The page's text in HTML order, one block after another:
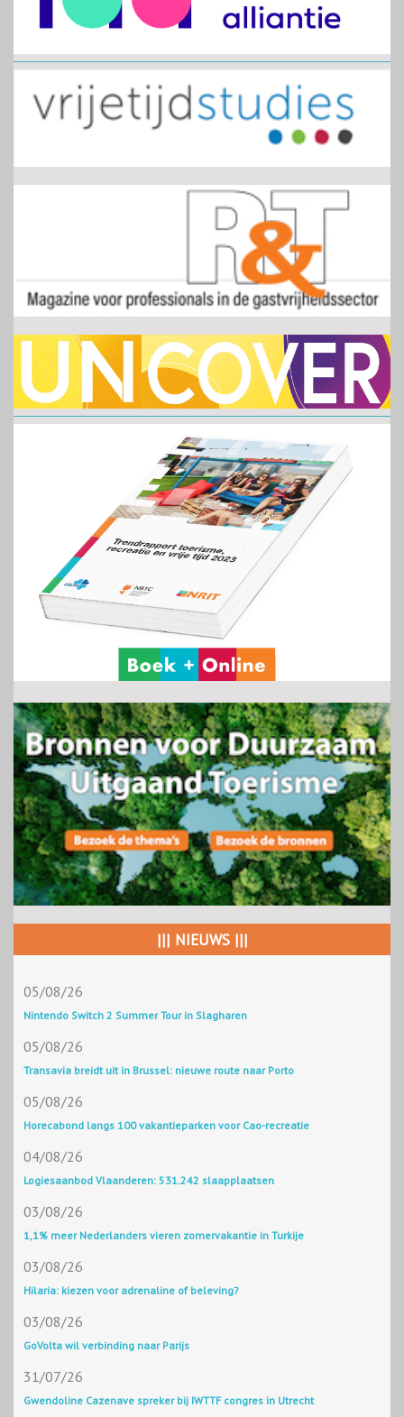
||| NIEUWS |||
05/08/26
Nintendo Switch 2 Summer Tour in Slagharen
05/08/26
Transavia breidt uit in Brussel: nieuwe route naar Porto
05/08/26
Horecabond langs 100 vakantieparken voor Cao-recreatie
04/08/26
Logiesaanbod Vlaanderen: 531.242 slaapplaatsen
03/08/26
1,1% meer Nederlanders vieren zomervakantie in Turkije
03/08/26
Hilaria: kiezen voor adrenaline of beleving?
03/08/26
GoVolta wil verbinding naar Parijs
31/07/26
Gwendoline Cazenave spreker bij IWTTF congres in Utrecht